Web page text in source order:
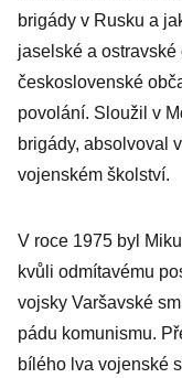
brigády v Rusku a
jaselské a
československé
povolání. Sloužil v
brigády, absolvoval
vojenském školství.
V roce 1975 byl
kvůli odmítavému
vojsky Varšavské
pádu komunismu.
bílého lva vojenské